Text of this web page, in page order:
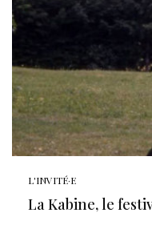
L'INVITÉ·E
La Kabine, le